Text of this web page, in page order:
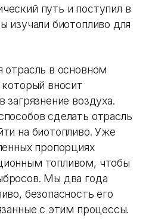
путь и поступил в
изучали биотопливо для
отрасль в основном
вносит
загрязнение воздуха.
сделать отрасль
на биотопливо. Уже
пропорциях
топливом, чтобы
Мы два года
безопасность его
с этим процессы.